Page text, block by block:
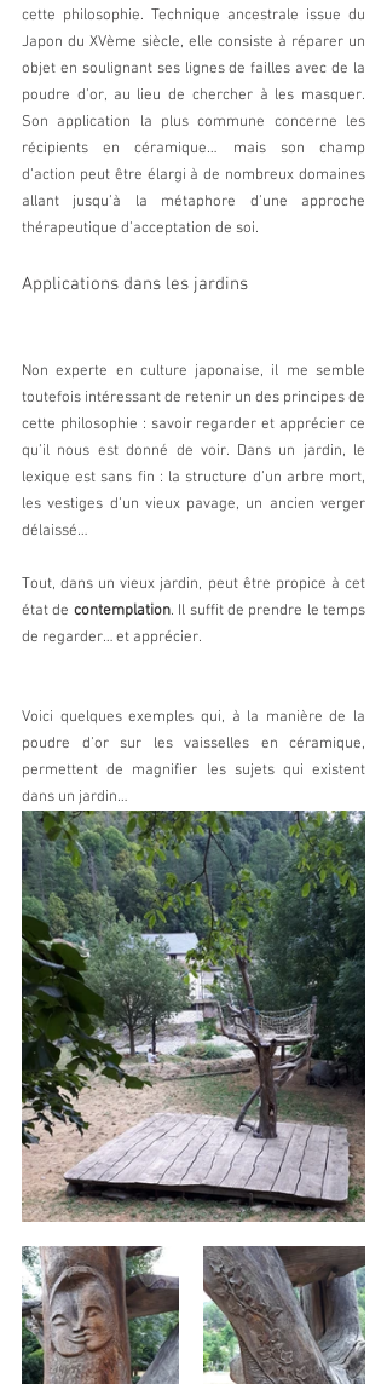
cette philosophie. Technique ancestrale issue du
Japon du XVème siècle, elle consiste à réparer un
objet en soulignant ses lignes de failles avec de la
poudre d’or, au lieu de chercher à les masquer.
Son application la plus commune concerne les
récipients en céramique… mais son champ
d’action peut être élargi à de nombreux domaines
allant jusqu’à la métaphore d’une approche
thérapeutique d’acceptation de soi.
Applications dans les jardins
Non experte en culture japonaise, il me semble
toutefois intéressant de retenir un des principes de
cette philosophie : savoir regarder et apprécier ce
qu’il nous est donné de voir. Dans un jardin, le
lexique est sans fin : la structure d’un arbre mort,
les vestiges d’un vieux pavage, un ancien verger
délaissé…
Tout, dans un vieux jardin, peut être propice à cet
état de contemplation. Il suffit de prendre le temps
de regarder… et apprécier.
Voici quelques exemples qui, à la manière de la
poudre d’or sur les vaisselles en céramique,
permettent de magnifier les sujets qui existent
dans un jardin…